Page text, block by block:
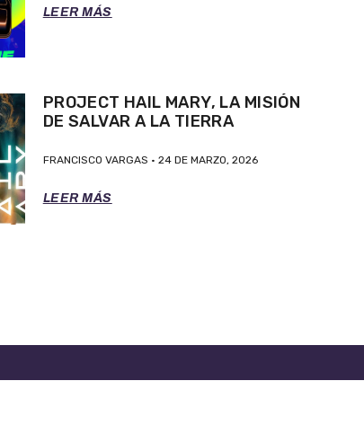
LEER MÁS
PROJECT HAIL MARY, LA MISIÓN
DE SALVAR A LA TIERRA
FRANCISCO VARGAS 24 DE MARZO, 2026
LEER MÁS